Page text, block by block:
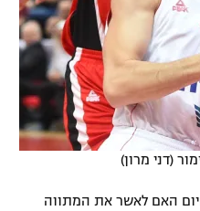
(דני מרון)
האם לאשר את המתווה